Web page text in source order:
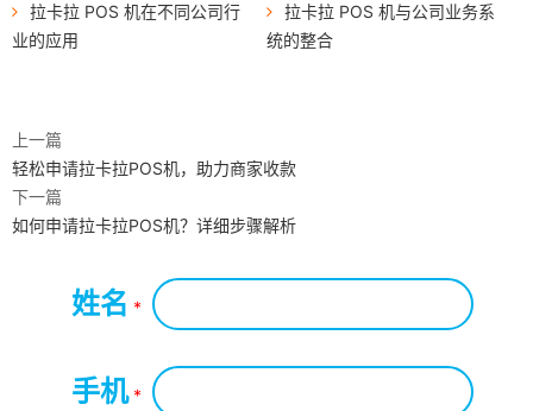
拉卡拉 POS 机在不同公司行
业的应用
拉卡拉 POS 机与公司业务系
统的整合
上一篇
轻松申请拉卡拉POS机，助力商家收款
下一篇
如何申请拉卡拉POS机？详细步骤解析
姓名 *
手机*